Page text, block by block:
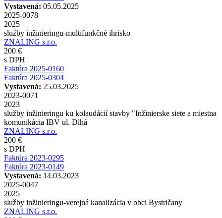
Vystavená: 05.05.2025
2025-0078
2025
služby inžinieringu-multifunkčné ihrisko
ZNALING s.r.o.
200 €
s DPH
Faktúra 2025-0160
Faktúra 2025-0304
Vystavená: 25.03.2025
2023-0071
2023
služby inžinieringu ku kolaudácií stavby "Inžinierske siete a miestna
komunikácia IBV ul. Dlhá
ZNALING s.r.o.
200 €
s DPH
Faktúra 2023-0295
Faktúra 2023-0149
Vystavená: 14.03.2023
2025-0047
2025
služby inžinieringu-verejná kanalizácia v obci Bystričany
ZNALING s.r.o.